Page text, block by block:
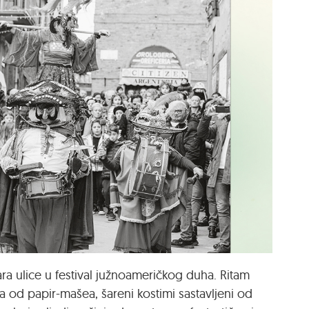
ulice u festival južnoameričkog duha. Ritam
papir-mašea, šareni kostimi sastavljeni od